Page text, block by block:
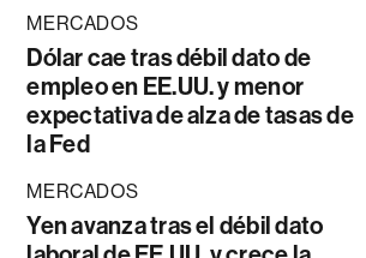
MERCADOS
Dólar cae tras débil dato de
empleo en EE.UU. y menor
expectativa de alza de tasas de
la Fed
MERCADOS
Yen avanza tras el débil dato